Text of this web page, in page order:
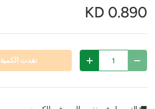
0.890 KD
تقليل الكمية زيادة الكمية نفدت الكمية